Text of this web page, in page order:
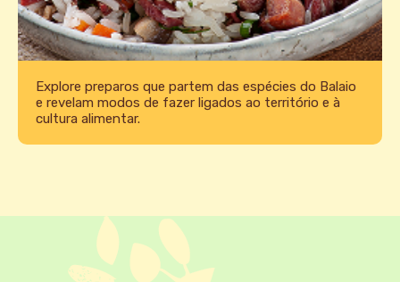
Explore preparos que partem das espécies do Balaio
e revelam modos de fazer ligados ao território e à
cultura alimentar.